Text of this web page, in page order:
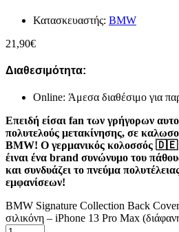
Κατασκευαστής: BMW
21,90€
Διαθεσιμότητα:
Online: Άμεσα διαθέσιμο για
Επειδή είσαι fan των γρήγορων
πολυτελούς μετακίνησης, σε
BMW! Ο γερμανικός κολοσσός 🇩🇪
έιναι ένα brand συνώνυμο του
και συνδυάζει το πνεύμα
εμφανίσεων!
BMW Signature Collection Back
σιλικόνη – iPhone 13 Pro Max